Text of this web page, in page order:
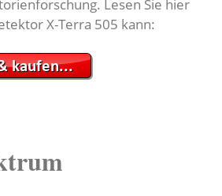
Lesen Sie hier
X-Terra 505 kann: